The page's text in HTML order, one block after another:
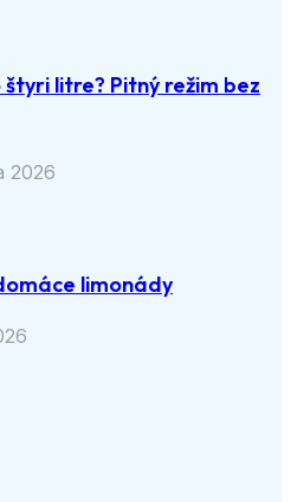
litre? Pitný režim bez
2026
limonády